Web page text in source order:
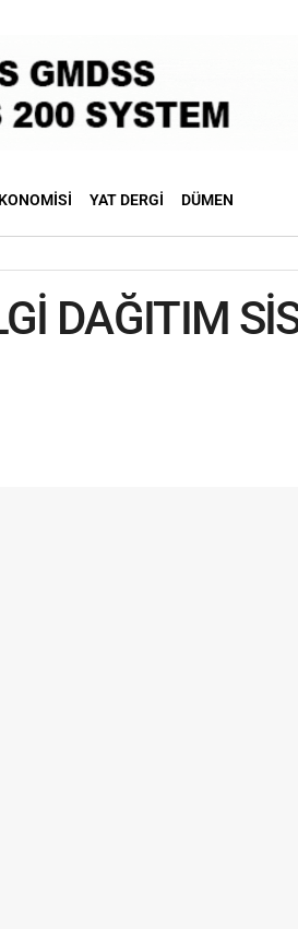
YAT DERGI DÜMEN
DAĞITIM